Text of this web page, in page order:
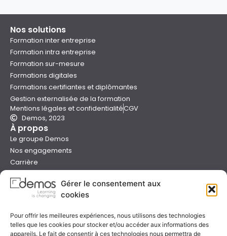
Gérer le consentement aux
cookies
Pour offrir les meilleures expériences, nous utilisons des technologies
telles que les cookies pour stocker et/ou accéder aux informations des
appareils. Le fait de consentir à ces technologies nous permettra de
Nos solutions
Formation inter entreprise
Formation intra entreprise
Formation sur-mesure
Formations digitales
Formations certifiantes et diplômantes
Gestion externalisée de la formation
Mentions légales et confidentialitéCGV
Demos, 2023
À propos
Le groupe Demos
Nos engagements
Carrière
Presse
Catalogues
Aide
Nous contacter